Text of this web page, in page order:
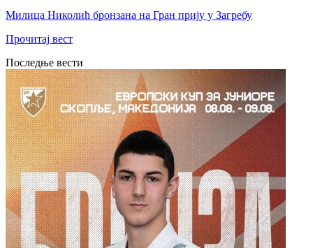
Милица Николић бронзана на Гран прију у Загребу
Прочитај вест
Последње вести